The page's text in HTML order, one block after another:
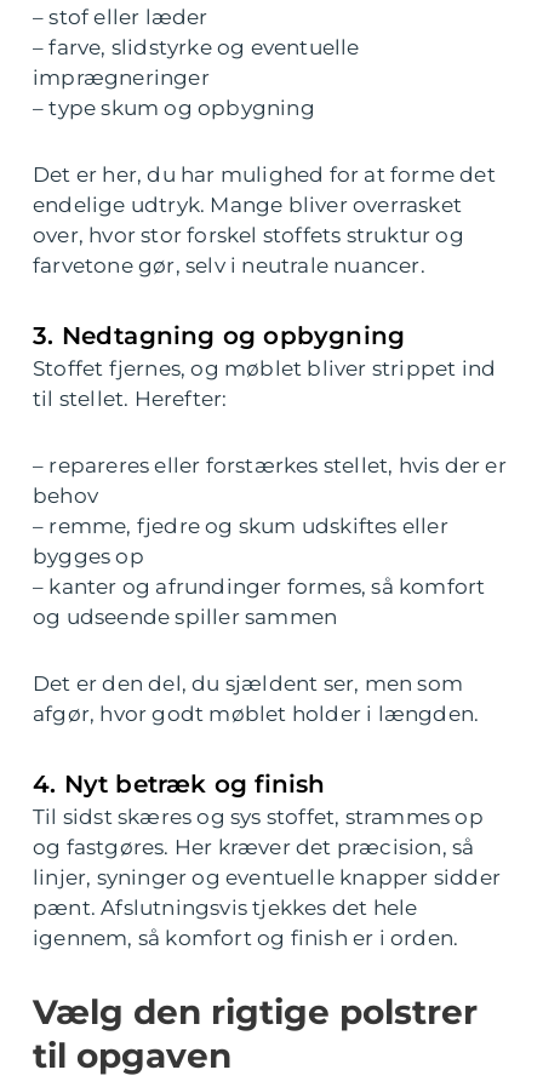
– stof eller læder
– farve, slidstyrke og eventuelle
imprægneringer
– type skum og opbygning
Det er her, du har mulighed for at forme det
endelige udtryk. Mange bliver overrasket
over, hvor stor forskel stoffets struktur og
farvetone gør, selv i neutrale nuancer.
3. Nedtagning og opbygning
Stoffet fjernes, og møblet bliver strippet ind
til stellet. Herefter:
– repareres eller forstærkes stellet, hvis der er
behov
– remme, fjedre og skum udskiftes eller
bygges op
– kanter og afrundinger formes, så komfort
og udseende spiller sammen
Det er den del, du sjældent ser, men som
afgør, hvor godt møblet holder i længden.
4. Nyt betræk og finish
Til sidst skæres og sys stoffet, strammes op
og fastgøres. Her kræver det præcision, så
linjer, syninger og eventuelle knapper sidder
pænt. Afslutningsvis tjekkes det hele
igennem, så komfort og finish er i orden.
Vælg den rigtige polstrer
til opgaven